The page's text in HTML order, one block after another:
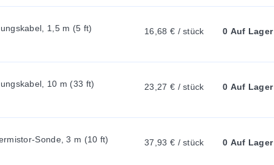
A
1,5 m (5 ft) 16,68 € / stück 0 Auf Lager
10 m (33 ft) 23,27 € / stück 0 Auf Lager
Sonde, 3 m (10 ft)
37,93 € / stück 0 Auf Lager